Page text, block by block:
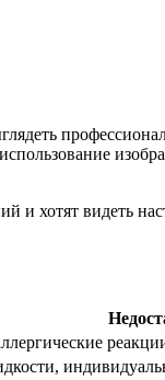
и хотят видеть